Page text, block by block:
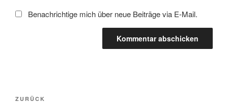
Benachrichtige mich über neue Beiträge via E-Mail.
Beitragsnavigation
Vorheriger
ZURÜCK